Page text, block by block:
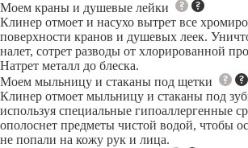
Моем краны и душевые лейки
Клинер отмоет и насухо вытрет все
поверхности кранов и душевых леек.
налет, сотрет разводы от хлорированной
Натрет металл до блеска.
Моем мыльницу и стаканы под щетки
Клинер отмоет мыльницу и стаканы под
используя специальные гипоаллергенные
ополоснет предметы чистой водой, чтобы
не попали на кожу рук и лица.